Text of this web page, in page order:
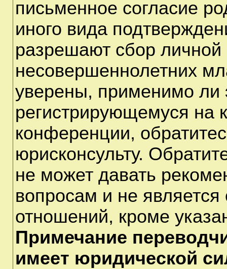
письменное согласие
иного вида
разрешают сбор
несовершеннолетних
уверены, применимо ли
регистрирующемуся на
конференции,
юрисконсульту.
не может давать
вопросам и не
отношений, кроме
Примечание
имеет юридической